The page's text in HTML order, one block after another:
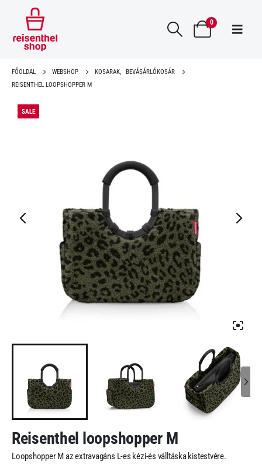
0
FŐOLDAL WEBSHOP KOSARAK,
BEVÁSÁRLÓKOSÁR
REISENTHEL LOOPSHOPPER M
SALE
Reisenthel loopshopper M
Loopshopper M az extravagáns L-es kézi-és válltáska kistestvére.